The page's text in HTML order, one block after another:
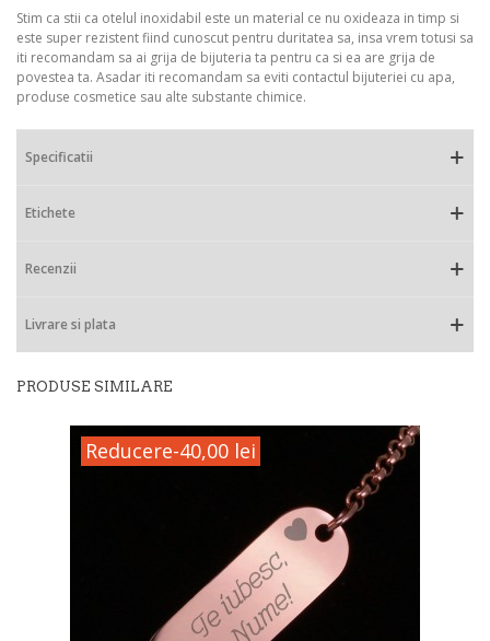
Stim ca stii ca otelul inoxidabil este un material ce nu oxideaza in timp si
este super rezistent fiind cunoscut pentru duritatea sa, insa vrem totusi sa
iti recomandam sa ai grija de bijuteria ta pentru ca si ea are grija de
povestea ta. Asadar iti recomandam sa eviti contactul bijuteriei cu apa,
produse cosmetice sau alte substante chimice.
Specificatii
Etichete
Recenzii
Livrare si plata
PRODUSE SIMILARE
Reducere-40,00 lei